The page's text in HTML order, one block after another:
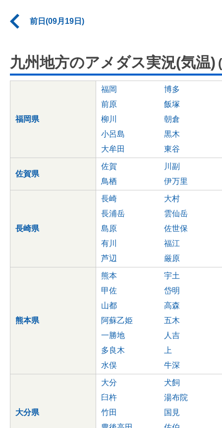
前日(09月19日)
九州地方のアメダス実況(気温)
福岡県
福岡
博多
前原
飯塚
柳川
朝倉
小呂島
黒木
大牟田
東谷
佐賀県
佐賀
川副
鳥栖
伊万里
長崎県
長崎
大村
長浦岳
雲仙岳
島原
佐世保
有川
福江
芦辺
厳原
熊本県
熊本
宇土
甲佐
岱明
山都
高森
阿蘇乙姫
五木
一勝地
人吉
多良木
上
水俣
牛深
大分県
大分
犬飼
臼杵
湯布院
竹田
国見